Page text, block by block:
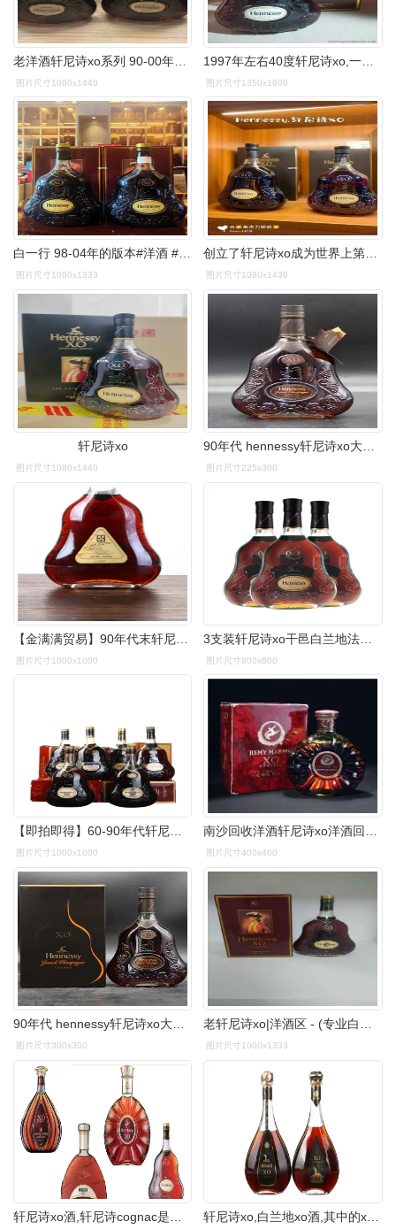
图片尺寸1080x1440 图片尺寸1350x1800
白一行 98-04年的版本#洋酒 #轩尼诗 #轩尼诗xo #干邑 #白兰地
图片尺寸1080x1333
创立了轩尼诗xo成为世界上第一瓶xo 日后也成为了世界酒坛高级干邑的
图片尺寸1080x1439
轩尼诗xo
图片尺寸1080x1440 图片尺寸225x300
图片尺寸1000x1000 图片尺寸800x800
【即拍即得】60-90年代轩尼诗xo干邑白兰地40度700ml*6瓶老酒拍卖
图片尺寸1000x1000
南沙回收洋酒轩尼诗xo洋酒回收价格表
图片尺寸400x400
图片尺寸300x300 图片尺寸1000x1333